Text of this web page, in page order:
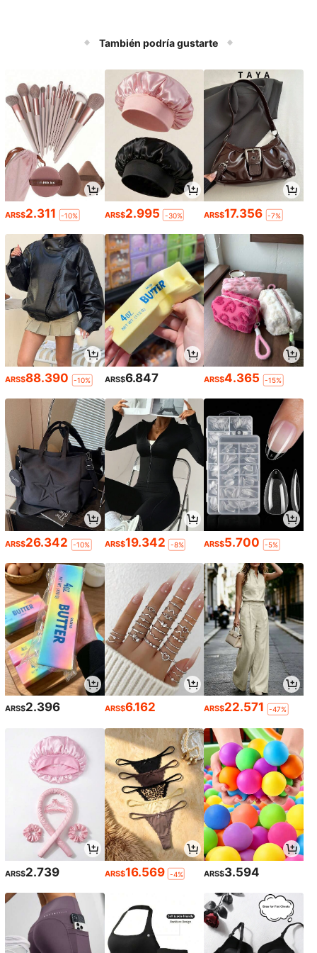
También podría gustarte
ARS$2.311 -10% ARS$2.995 -30% ARS$17.356 -7%
ARS$88.390 -10% ARS$6.847 ARS$4.365 -15%
ARS$26.342 -10% ARS$19.342 -8% ARS$5.700 -5%
ARS$2.396 ARS$6.162 ARS$22.571 -47%
ARS$2.739 ARS$16.569 -4% ARS$3.594